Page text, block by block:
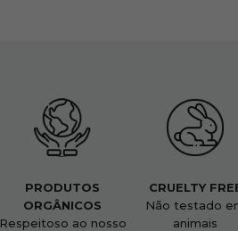
PRODUTOS
ORGÂNICOS
Respeitoso ao nosso
CRUELTY
Não testado
animais